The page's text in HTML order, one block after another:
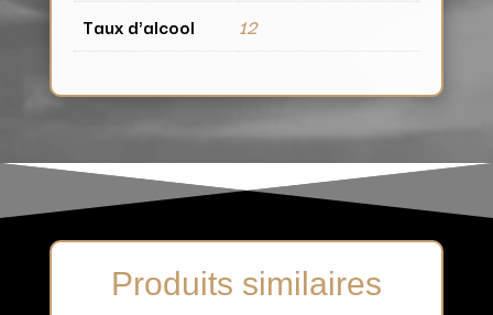
Taux d'alcool
12
Produits similaires